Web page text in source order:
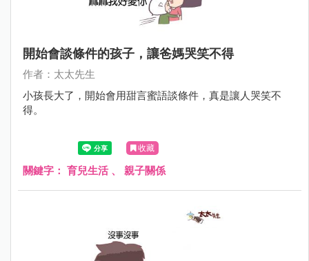
開始會談條件的孩子，讓爸媽哭笑不得
作者：太太先生
小孩長大了，開始會用甜言蜜語談條件，真是讓人哭笑不
得。
收藏
關鍵字： 育兒生活、 親子關係